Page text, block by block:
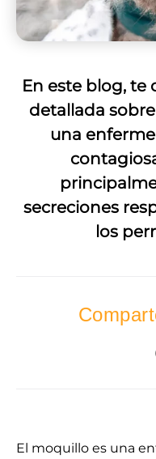
En este blog,
detallada
una
secreciones
los
El moquillo es una